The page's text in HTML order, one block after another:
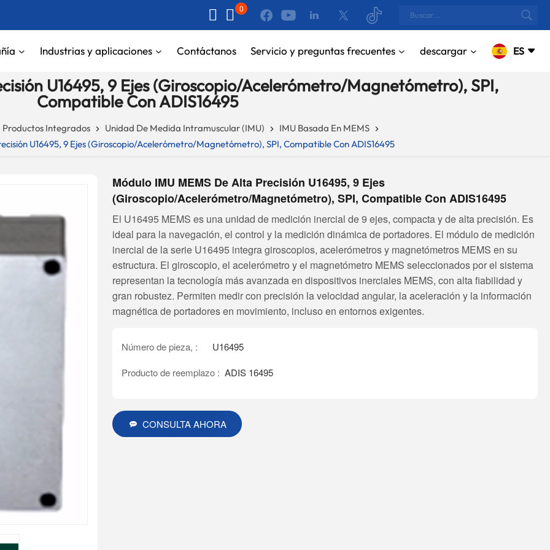
0
Industrias y aplicaciones Contáctanos Servicio y preguntas frecuentes descargar ES
بالعربية
CN
U16495, 9 Ejes (giroscopio/acelerómetro/magnetómetro), SPI,
Compatible Con ADIS16495
Productos Integrados Unidad De Medida Intramuscular (IMU)
IMU Basada En MEMS
U16495, 9 Ejes (giroscopio/acelerómetro/magnetómetro), SPI, Compatible Con ADIS16495
Módulo IMU MEMS De Alta Precisión U16495, 9 Ejes
(giroscopio/acelerómetro/magnetómetro), SPI, Compatible Con ADIS16495
El U16495 MEMS es una unidad de medición inercial de 9 ejes, compacta y de alta precisión. Es
ideal para la navegación, el control y la medición dinámica de portadores. El módulo de medición
inercial de la serie U16495 integra giroscopios, acelerómetros y magnetómetros MEMS en su
estructura. El giroscopio, el acelerómetro y el magnetómetro MEMS seleccionados por el sistema
representan la tecnología más avanzada en dispositivos inerciales MEMS, con alta fiabilidad y
gran robustez. Permiten medir con precisión la velocidad angular, la aceleración y la información
magnética de portadores en movimiento, incluso en entornos exigentes.
Número de pieza, :
U16495
Producto de reemplazo : ADIS 16495
CONSULTA AHORA